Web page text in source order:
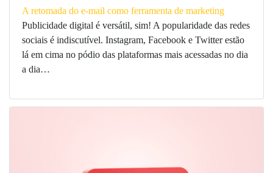
A retomada do e-mail como ferramenta de marketing
Publicidade digital é versátil, sim! A popularidade das redes
sociais é indiscutível. Instagram, Facebook e Twitter estão
lá em cima no pódio das plataformas mais acessadas no dia
a dia…